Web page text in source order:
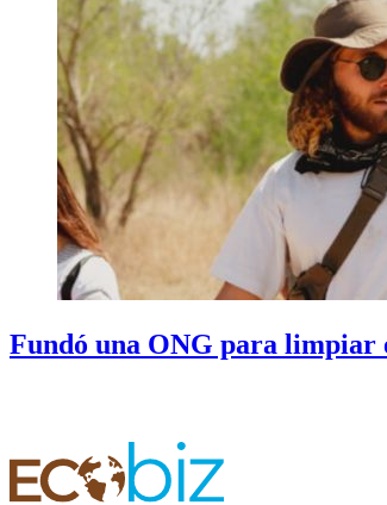
Fundó una ONG para limpiar